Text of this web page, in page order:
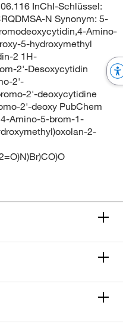
InChI-Schlüssel:
N Synonym: 5-
Amino-
5-hydroxymethyl
2 1H-
2'-Desoxycytidin
2'-
2'-deoxycytidine
2'-deoxy PubChem
Amino-5-brom-1-
2-